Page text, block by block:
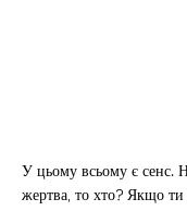
У цьому всьому є сенс.
жертва, то хто? Якщо